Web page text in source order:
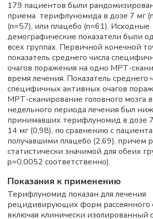
179 пациентов были
приема терифлуномида в дозе 7 мг
(n=57), или плацебо (n=61). Исходные
демографические показатели были
всех группах. Первичной конечной
показатель среднего числа
очагов поражения на одно МРТ-
время лечения. Показатель среднего
специфичных активных очагов
МРТ-сканирование головного мозга
недельного периода лечения был
принимавших терифлуномид в дозе
14 мг (0,98), по сравнению с
получавшими плацебо (2,69), причем
статистически значимой для обеих
p=0,0052 соответственно).
Показания к применению
Терифлуномид показан для лечения
рецидивирующих форм рассеянного
включая клинически изолированный